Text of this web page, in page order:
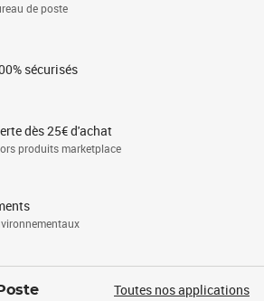
de poste
sécurisés
dès 25€ d'achat
produits marketplace
Toutes nos applications